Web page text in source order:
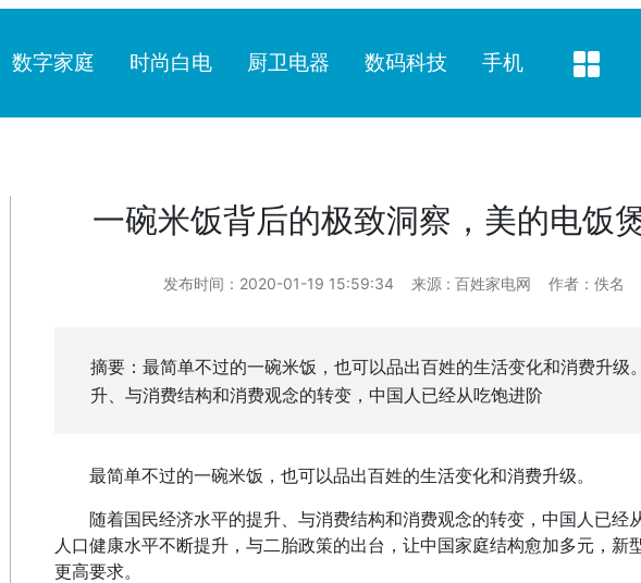
数字家庭 时尚白电 厨卫电器 数码科技 手机
一碗米饭背后的极致洞察，美的电饭
发布时间：2020-01-19 15:59:34 来源 : 百姓家电网 作者：佚名
摘要：最简单不过的一碗米饭，也可以品出百姓的生活变化和消费升级
升、与消费结构和消费观念的转变，中国人已经从吃饱进阶
最简单不过的一碗米饭，也可以品出百姓的生活变化和消费升级。
随着国民经济水平的提升、与消费结构和消费观念的转变，中国人已经
人口健康水平不断提升，与二胎政策的出台，让中国家庭结构愈加多元，新
更高要求。